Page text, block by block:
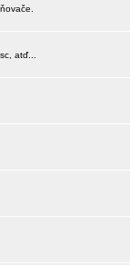
atď...